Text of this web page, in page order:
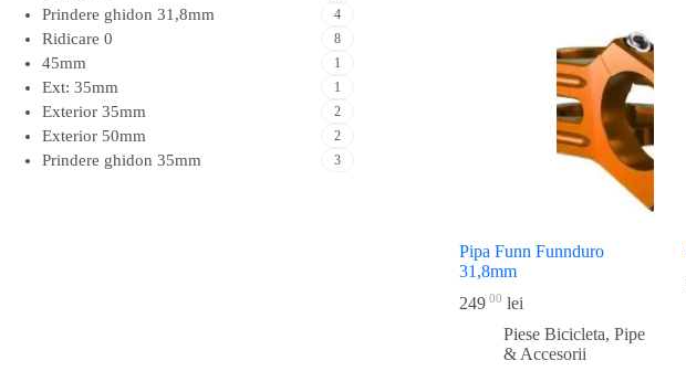
Pipa Funn Funnduro
31,8mm
24900 lei
Piese Bicicleta, Pipe
& Accesorii
Prindere ghidon 31,8mm 4
Ridicare 0 8
45mm 1
Ext: 35mm 1
Exterior 35mm 2
Exterior 50mm 2
Prindere ghidon 35mm 3